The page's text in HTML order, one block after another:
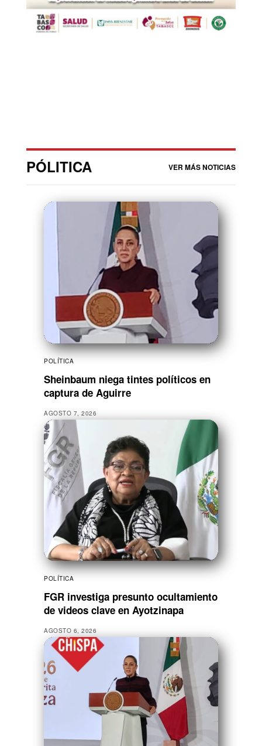
PÓLITICA VER MÁS NOTICIAS
POLÍTICA
Sheinbaum niega tintes políticos en
captura de Aguirre
AGOSTO 7, 2026
POLÍTICA
FGR investiga presunto ocultamiento
de videos clave en Ayotzinapa
AGOSTO 6, 2026